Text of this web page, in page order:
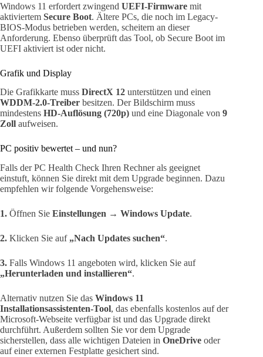
Windows 11 erfordert zwingend UEFI-Firmware mit
aktiviertem Secure Boot. Ältere PCs, die noch im Legacy-
BIOS-Modus betrieben werden, scheitern an dieser
Anforderung. Ebenso überprüft das Tool, ob Secure Boot im
UEFI aktiviert ist oder nicht.
Grafik und Display
Die Grafikkarte muss DirectX 12 unterstützen und einen
WDDM-2.0-Treiber besitzen. Der Bildschirm muss
mindestens HD-Auflösung (720p) und eine Diagonale von 9
Zoll aufweisen.
PC positiv bewertet – und nun?
Falls der PC Health Check Ihren Rechner als geeignet
einstuft, können Sie direkt mit dem Upgrade beginnen. Dazu
empfehlen wir folgende Vorgehensweise:
1. Öffnen Sie Einstellungen → Windows Update.
2. Klicken Sie auf „Nach Updates suchen“.
3. Falls Windows 11 angeboten wird, klicken Sie auf
„Herunterladen und installieren“.
Alternativ nutzen Sie das Windows 11
Installationsassistenten-Tool, das ebenfalls kostenlos auf der
Microsoft-Webseite verfügbar ist und das Upgrade direkt
durchführt. Außerdem sollten Sie vor dem Upgrade
sicherstellen, dass alle wichtigen Dateien in OneDrive oder
auf einer externen Festplatte gesichert sind.